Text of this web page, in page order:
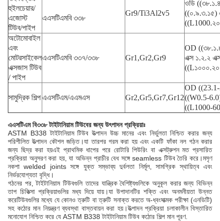
হুইলচেয়ার/
এজোস্ট
টিউব/পাইপ
এএসটিএমবি ৩৩৮
Gr9/Ti3Al2v5
ওডি
((০.৯.৩.১৫)
অটোমোবাইল
এবং
মোটরসাইকেল
এক্সজাস টিউব
/ পাইপ
এএসটিএমবি ৩৩৭/৩৩৮ Gr1,Gr2,Gr9
OD
এক্স ১.২.২
সামুদ্রিক শিল্পএএসটিএম/এএমএস Gr2,Gr5,Gr7,Gr12
OD
((W0.5-
((L1000-
এএসটিএম বি৩৩৮ টাইটানিয়াম টিউবের জন্য উৎপাদন প্রক্রিয়াঃ
ASTM B338 টাইটানিয়াম টিউব উত্পাদন উচ্চ মানের এবং নির্ভুলতা নিশ্চিত করার জন্য
পরিশীলিত উত্পাদন কৌশল জড়িত।যা তারপর গরম করা হয় এবং একটি ফাঁকা নল গঠন করার
জন্য ছিদ্র করা হয়এই প্রাথমিক ধাপের পরে রোটারি পিউরিং বা এক্সট্রুশন মত প্রসারিত
প্রক্রিয়া অনুসরণ করা হয়, যা অভিন্ন প্রাচীর বেধ সঙ্গে seamless টিউব তৈরি করে।মসৃণ
নকশা welded joints সঙ্গে যুক্ত সম্ভাব্য দুর্বলতা নির্মূল, সামগ্রিক স্থায়িত্ব এবং
নির্ভরযোগ্যতা বৃদ্ধি।
গঠনের পর, টাইটানিয়াম টিউবগুলি তাদের যান্ত্রিক বৈশিষ্ট্যগুলিকে অনুকূল করার জন্য বিভিন্ন
তাপ চিকিত্সা প্রক্রিয়াগুলির মধ্য দিয়ে যায়।যা উপাদানটির শক্তি এবং অনমনীয়তা উন্নত
করেটিউবগুলির মধ্যে যে কোনও ত্রুটি বা ত্রুটি সনাক্ত করতে অ-ধ্বংসাত্মক পরীক্ষা (এনডিটি)
সহ কঠোর মান নিয়ন্ত্রণ ব্যবস্থা বাস্তবায়ন করা হয়।উত্পাদন প্রক্রিয়া চলাকালীন বিস্তারিত
মনোযোগ নিশ্চিত করে যে ASTM B338 টাইটানিয়াম টিউব কঠোর শিল্প মান পূরণ.